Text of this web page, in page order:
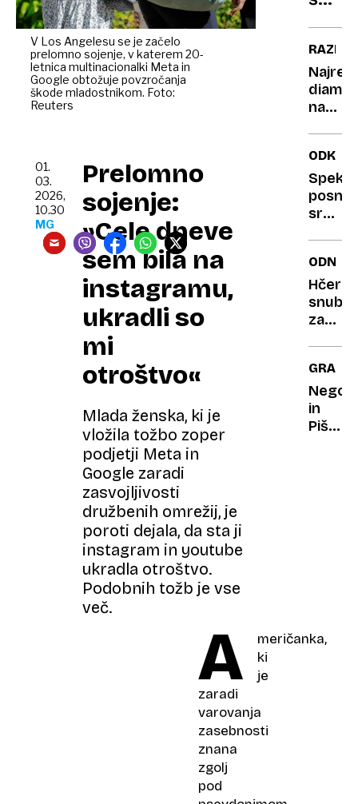
V Los Angelesu se je začelo
prelomno sojenje, v katerem 20-
letnica multinacionalki Meta in
Google obtožuje povzročanja
škode mladostnikom. Foto:
Reuters
Prelomno
sojenje:
»Cele dneve
sem bila na
instagramu,
ukradli so
mi
otroštvo«
Mlada ženska, ki je
vložila tožbo zoper
podjetji Meta in
Google zaradi
zasvojljivosti
družbenih omrežij, je
poroti dejala, da sta ji
instagram in youtube
ukradla otroštvo.
Podobnih tožb je vse
več.
01.
03.
2026,
10.30
MG
A
meričanka,
ki
je
zaradi
varovanja
zasebnosti
znana
zgolj
pod
so
pri
lotu
na
svet
in
podrl
odpira
nova
o
zasipa
"Ne
bom
da
in
Pišece